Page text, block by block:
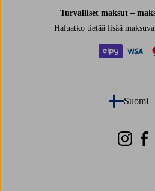
Turvalliset maksut –
Haluatko tietää lisää
Suomi
- Valitse